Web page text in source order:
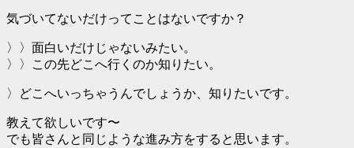
気づいてないだけってことはないですか？
〉〉面白いだけじゃないみたい。
〉〉この先どこへ行くのか知りたい。
〉どこへいっちゃうんでしょうか、知りたいです。
教えて欲しいです〜
でも皆さんと同じような進み方をすると思います。